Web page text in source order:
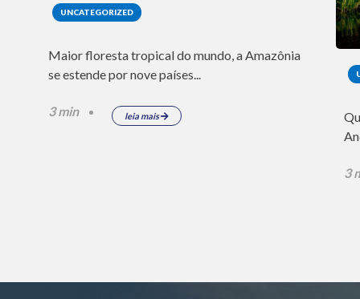
UNCATEGORIZED
Maior floresta tropical do mundo, a Amazônia
se estende por nove países...
3 min leia mais
3